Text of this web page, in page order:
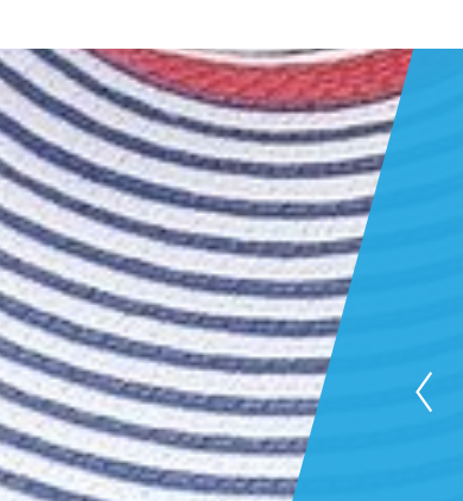
ADOUCISSEUR
Essai des cycles de régénération,
vérification vannes du by-pass,
vérification du programmateur, contrôle
hydrotimétrie...